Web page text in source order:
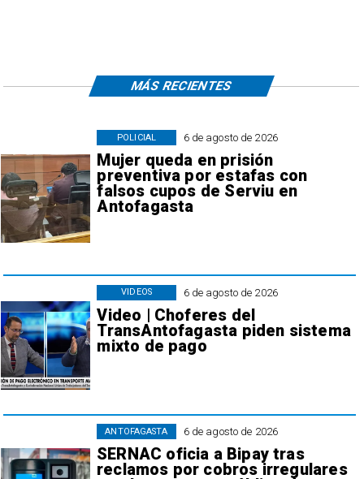
6 de agosto de 2026
Mujer queda en prisión
preventiva por estafas con
falsos cupos de Serviu en
Antofagasta
POLICIAL
6 de agosto de 2026
Video | Choferes del
TransAntofagasta piden sistema
mixto de pago
VIDEOS
6 de agosto de 2026
SERNAC oficia a Bipay tras
reclamos por cobros irregulares
ANTOFAGASTA
MÁS RECIENTES